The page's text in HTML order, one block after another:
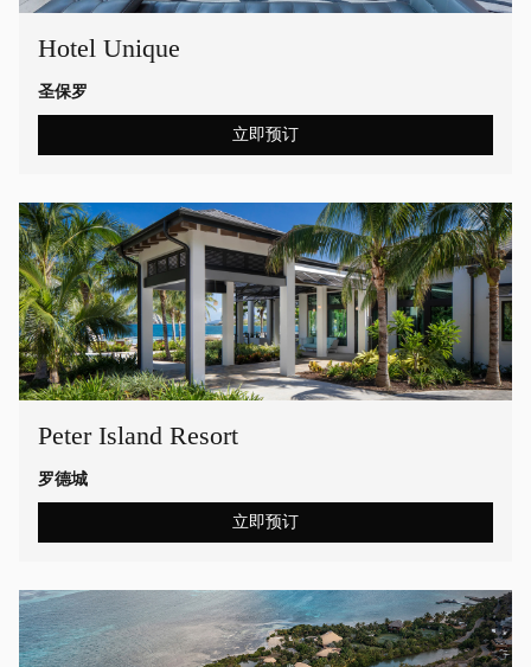
Hotel Unique
圣保罗
立即预订
Peter Island Resort
罗德城
立即预订